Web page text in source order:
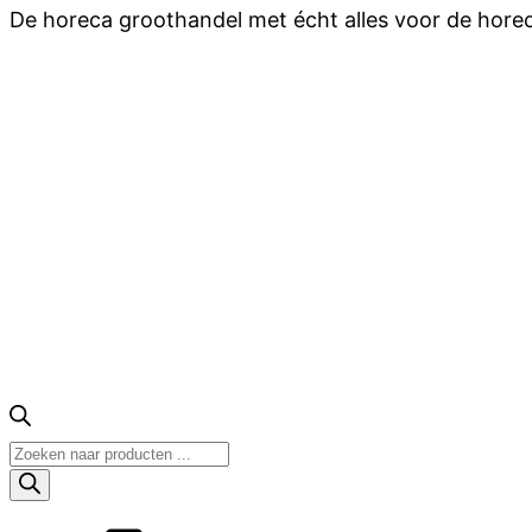
De horeca groothandel met écht alles voor de
Producten
zoeken